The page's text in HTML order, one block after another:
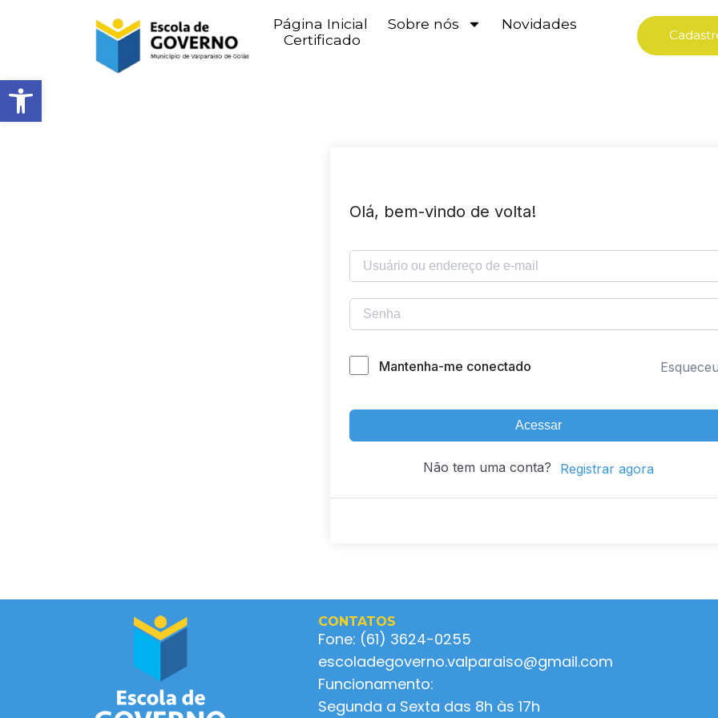
Abrir barra de ferramentas
Página Inicial Sobre nós
Novidades
Certificado
Olá, bem-vindo de volta!
Mantenha-me conectado
Acessar
Não tem uma conta? Registrar agora
CONTATOS
Fone: (61) 3624-0255
escoladegoverno.valparaiso@gmail.com
Funcionamento:
Segunda a Sexta das 8h às 17h